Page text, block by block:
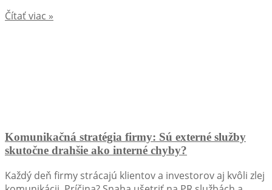
Čítať viac »
Komunikačná stratégia firmy: Sú externé služby
skutočne drahšie ako interné chyby?
Každý deň firmy strácajú klientov a investorov aj kvôli zlej